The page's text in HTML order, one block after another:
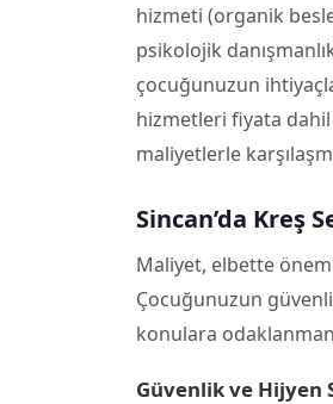
hizmeti (organik
psikolojik
çocuğunuzun
hizmetleri fiyata dahil
maliyetlerle
Sincan’da Kreş
Maliyet, elbette
Çocuğunuzun
konulara
Güvenlik ve Hijyen